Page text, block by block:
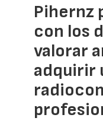
Pihernz
con los
valorar
adquirir